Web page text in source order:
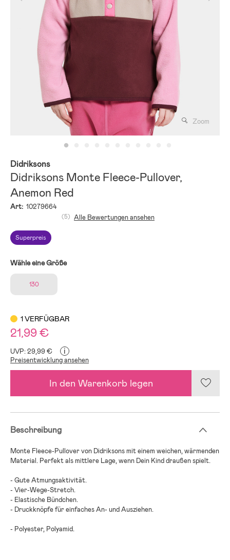
Zoom
Didriksons
Didriksons Monte Fleece-Pullover,
Anemon Red
Art: 10279664
Superpreis
(5) Alle Bewertungen ansehen
Wähle eine Größe
130
1 VERFÜGBAR
21,99 €
UVP: 29,99 € i
Preisentwicklung ansehen
In den Warenkorb legen
Beschreibung
Monte Fleece-Pullover von Didriksons mit einem weichen, wärmenden
Material. Perfekt als mittlere Lage, wenn Dein Kind draußen spielt.
- Gute Atmungsaktivität.
- Vier-Wege-Stretch.
- Elastische Bündchen.
- Druckknöpfe für einfaches An- und Ausziehen.
- Polyester, Polyamid.